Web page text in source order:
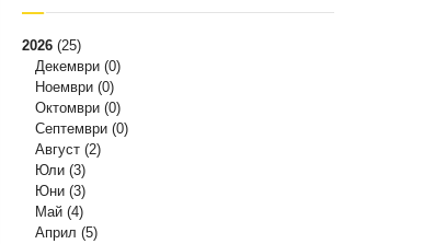
2026 (25)
Декември (0)
Ноември (0)
Октомври (0)
Септември (0)
Август (2)
Юли (3)
Юни (3)
Май (4)
Април (5)